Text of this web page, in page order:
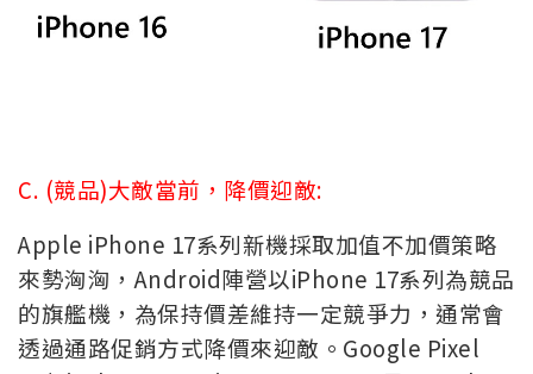
C. (競品)大敵當前，降價迎敵:
Apple iPhone 17系列新機採取加值不加價策略
來勢洶洶，Android陣營以iPhone 17系列為競品
的旗艦機，為保持價差維持一定競爭力，通常會
透過通路促銷方式降價來迎敵。Google Pixel